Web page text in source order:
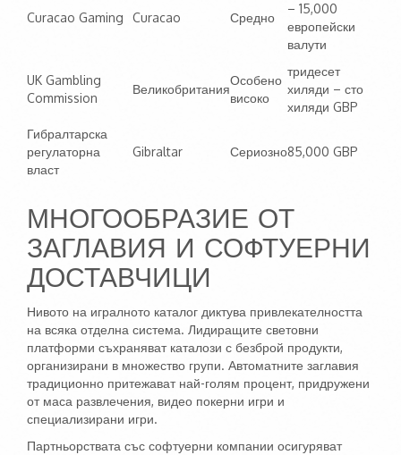
Curacao Gaming Curacao Средно
– 15,000
европейски
валути
UK Gambling
Commission
Великобритания
Особено
високо
тридесет
хиляди – сто
хиляди GBP
Гибралтарска
регулаторна
власт
Gibraltar Сериозно85,000 GBP
МНОГООБРАЗИЕ ОТ
ЗАГЛАВИЯ И СОФТУЕРНИ
ДОСТАВЧИЦИ
Нивото на игралното каталог диктува привлекателността
на всяка отделна система. Лидиращите световни
платформи съхраняват каталози с безброй продукти,
организирани в множество групи. Автоматните заглавия
традиционно притежават най-голям процент, придружени
от маса развлечения, видео покерни игри и
специализирани игри.
Партньорствата със софтуерни компании осигуряват